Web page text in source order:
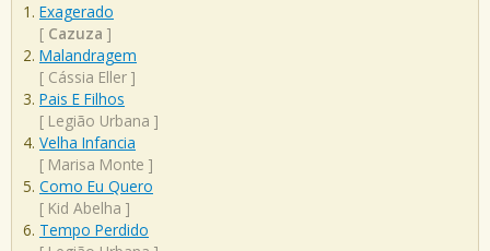
Exagerado
[ Cazuza ]
Malandragem
[ Cássia Eller ]
Pais E Filhos
[ Legião Urbana ]
Velha Infancia
[ Marisa Monte ]
Como Eu Quero
[ Kid Abelha ]
Tempo Perdido